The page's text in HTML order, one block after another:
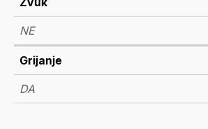
NE
Grijanje
DA